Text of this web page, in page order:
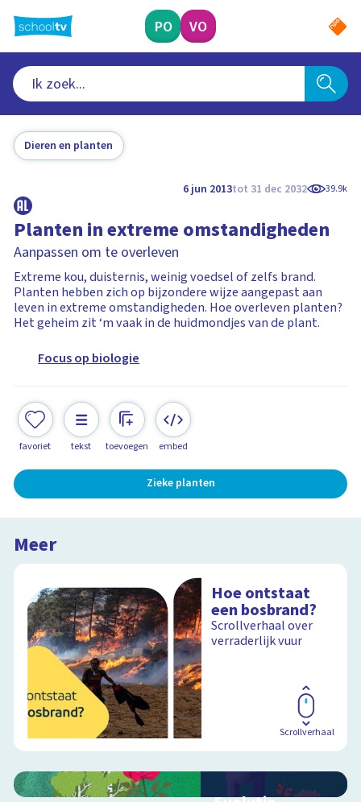
naar
hoofdinhoud
PO VO
Dieren en planten
6 jun 2013tot 31 dec 2032 39.9k
Planten in extreme omstandigheden
Aanpassen om te overleven
Extreme kou, duisternis, weinig voedsel of zelfs brand.
Planten hebben zich op bijzondere wijze aangepast aan
leven in extreme omstandigheden. Hoe overleven planten?
Het geheim zit ‘m vaak in de huidmondjes van de plant.
Focus op biologie
favoriet tekst toevoegen embed
Zieke planten
Meer
Hoe ontstaat
een bosbrand?
Scrollverhaal over
verraderlijk vuur
Scrollverhaal